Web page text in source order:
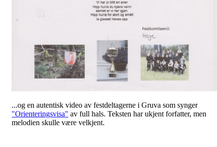
...og en autentisk video av festdeltagerne i Gruva som synger
"Orienteringsvisa" av full hals. Teksten har ukjent forfatter, men
melodien skulle være velkjent.